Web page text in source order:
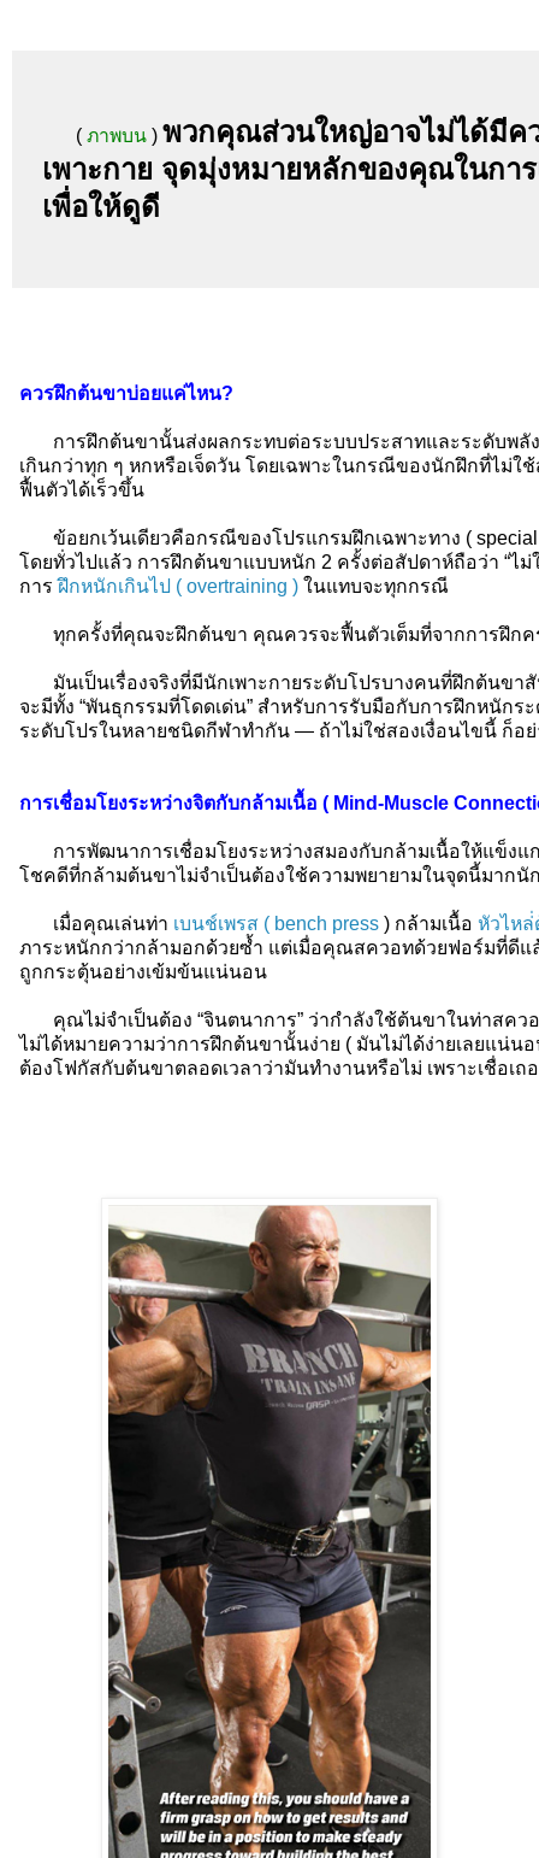
( ภาพบน ) พวกคุณส่วนใหญ่อาจไม่ได้มีค
เพาะกาย จุดมุ่งหมายหลักของคุณในกา
เพื่อให้ดูดี
ควรฝึกต้นขาบ่อยแค่ไหน?
การฝึกต้นขานั้นส่งผลกระทบต่อระบบประสาทและระดับพลัง
เกินกว่าทุก ๆ หกหรือเจ็ดวัน โดยเฉพาะในกรณีของนักฝึกที่ไม่ใ
ฟื้นตัวได้เร็วขึ้น
ข้อยกเว้นเดียวคือกรณีของโปรแกรมฝึกเฉพาะทาง (
โดยทั่วไปแล้ว การฝึกต้นขาแบบหนัก 2 ครั้งต่อสัปดาห์ถือว่า “ไ
การฝึกหนักเกินไป ( overtraining ) ในแทบจะทุกกรณี
ทุกครั้งที่คุณจะฝึกต้นขา คุณควรจะฟื้นตัวเต็มที่จากการฝึกค
มันเป็นเรื่องจริงที่มีนักเพาะกายระดับโปรบางคนที่ฝึกต้นขา
จะมีทั้ง “พันธุกรรมที่โดดเด่น” สำหรับการรับมือกับการฝึกหนัก
ระดับโปรในหลายชนิดกีฬาทำกัน — ถ้าไม่ใช่สองเงื่อนไขนี้ ก็อ
การเชื่อมโยงระหว่างจิตกับกล้ามเนื้อ ( Mind-Muscle
การพัฒนาการเชื่อมโยงระหว่างสมองกับกล้ามเนื้อให้แข็งแ
โชคดีที่กล้ามต้นขาไม่จำเป็นต้องใช้ความพยายามในจุดนี้มากนั
เมื่อคุณเล่นท่า เบนช์เพรส ( bench press ) กล้ามเนื้อ หัวไหล่่
ภาระหนักกว่ากล้ามอกด้วยซ้ำ แต่เมื่อคุณสควอทด้วยฟอร์มที่ดี
ถูกกระตุ้นอย่างเข้มข้นแน่นอน
คุณไม่จำเป็นต้อง “จินตนาการ” ว่ากำลังใช้ต้นขาในท่าสคว
ไม่ได้หมายความว่าการฝึกต้นขานั้นง่าย ( มันไม่ได้ง่ายเลยแน่
ต้องโฟกัสกับต้นขาตลอดเวลาว่ามันทำงานหรือไม่ เพราะเชื่อเ